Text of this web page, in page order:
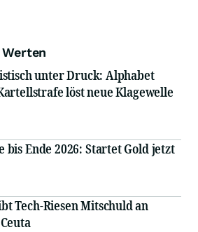
unter Druck: Alphabet
löst neue Klagewelle
bis Ende 2026: Startet Gold jetzt
Tech-Riesen Mitschuld an